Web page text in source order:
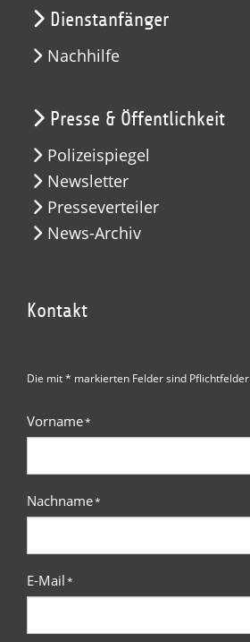
Dienstanfänger
Nachhilfe
Presse & Öffentlichkeit
Polizeispiegel
Newsletter
Presseverteiler
News-Archiv
Kontakt
Die mit * markierten Felder sind Pflichtfelder
Vorname*
Nachname*
E-Mail*